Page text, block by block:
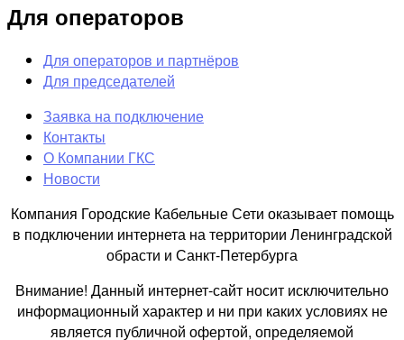
Для операторов
Для операторов и партнёров
Для председателей
Заявка на подключение
Контакты
О Компании ГКС
Новости
Компания Городские Кабельные Сети оказывает помощь
в подключении интернета на территории Ленинградской
обрасти и Санкт-Петербурга
Внимание! Данный интернет-сайт носит исключительно
информационный характер и ни при каких условиях не
является публичной офертой, определяемой